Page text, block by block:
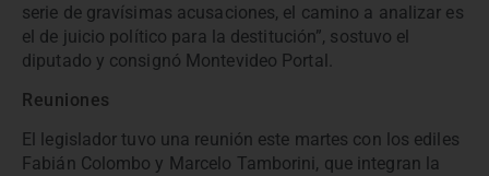
serie de gravísimas acusaciones, el camino a analizar es
el de juicio político para la destitución”, sostuvo el
diputado y consignó Montevideo Portal.
Reuniones
El legislador tuvo una reunión este martes con los ediles
Fabián Colombo y Marcelo Tamborini, que integran la